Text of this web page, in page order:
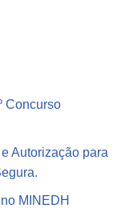
Concurso
Autorização para
MINEDH